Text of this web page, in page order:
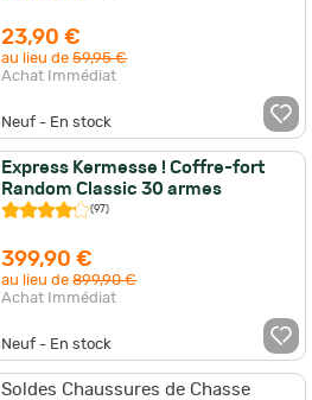
23,90 €
au lieu de59,95 €
Achat Immédiat
Neuf - En stock
Express Kermesse ! Coffre-fort
Random Classic 30 armes
(97)
399,90 €
au lieu de899,90 €
Achat Immédiat
Neuf - En stock
Soldes Chaussures de Chasse